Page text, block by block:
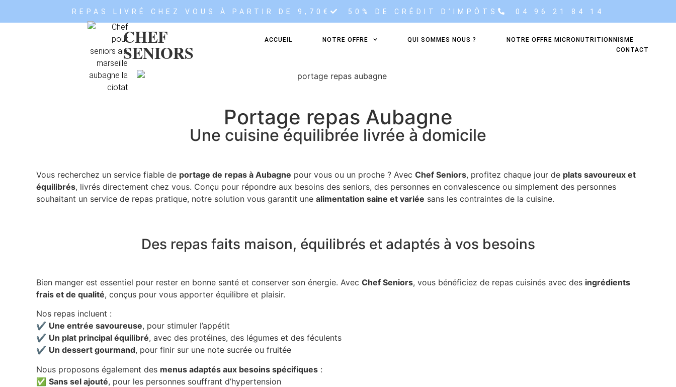
REPAS LIVRÉ CHEZ VOUS À PARTIR DE 9,70€ 50% DE CRÉDIT D’IMPÔTS 04 96 21 84 14
CHEF
SENIORS
ACCUEIL NOTRE OFFRE QUI SOMMES NOUS ?
NOTRE OFFRE MICRONUTRITIONNISME
CONTACT
Portage repas Aubagne
Une cuisine équilibrée livrée à domicile
Vous recherchez un service fiable de portage de repas à Aubagne pour vous ou un proche ? Avec Chef Seniors, profitez chaque jour de plats savoureux et
équilibrés, livrés directement chez vous. Conçu pour répondre aux besoins des seniors, des personnes en convalescence ou simplement des personnes
souhaitant un service de repas pratique, notre solution vous garantit une alimentation saine et variée sans les contraintes de la cuisine.
Des repas faits maison, équilibrés et adaptés à vos besoins
Bien manger est essentiel pour rester en bonne santé et conserver son énergie. Avec Chef Seniors, vous bénéficiez de repas cuisinés avec des ingrédients
frais et de qualité, conçus pour vous apporter équilibre et plaisir.
Nos repas incluent :
✔️ Une entrée savoureuse, pour stimuler l’appétit
✔️ Un plat principal équilibré, avec des protéines, des légumes et des féculents
✔️ Un dessert gourmand, pour finir sur une note sucrée ou fruitée
Nous proposons également des menus adaptés aux besoins spécifiques :
✅ Sans sel ajouté, pour les personnes souffrant d’hypertension